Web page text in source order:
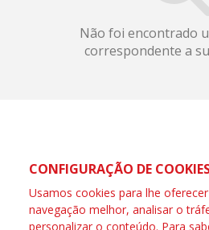
Não foi encontrado
correspondente a
CONFIGURAÇÃO DE
Usamos cookies para lhe
navegação melhor, analisar o
personalizar o conteúdo. Para